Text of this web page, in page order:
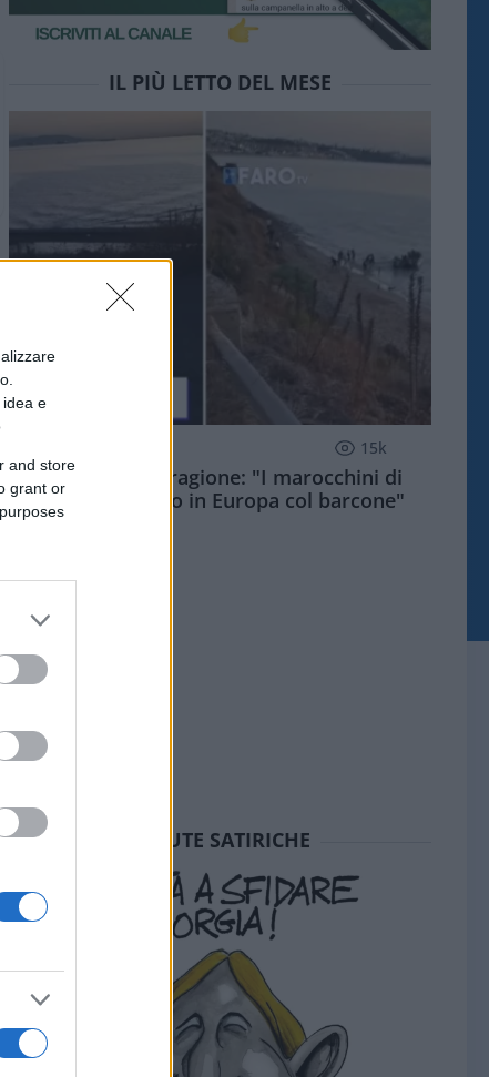
idea e
and store
grant or
IL PIÙ LETTO DEL MESE
15k
Meloni aveva ragione: "I marocchini di
Ceuta sbarcano in Europa col barcone"
SEDUTE SATIRICHE